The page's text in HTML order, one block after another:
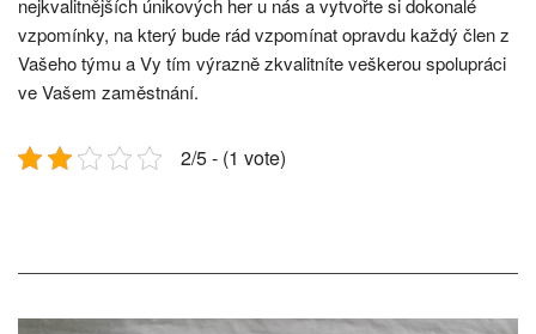
nejkvalitnějších únikových her u nás a vytvořte si dokonalé
vzpomínky, na který bude rád vzpomínat opravdu každý člen z
Vašeho týmu a Vy tím výrazně zkvalitníte veškerou spolupráci
ve Vašem zaměstnání.
2/5 - (1 vote)